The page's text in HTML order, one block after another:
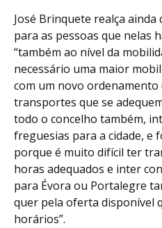
José Brinquete realça ainda
para as pessoas que nelas
“também ao nível da
necessário uma maior
com um novo ordenamento
transportes que se
todo o concelho também,
freguesias para a cidade, e
porque é muito difícil ter
horas adequados e inter
para Évora ou Portalegre
quer pela oferta disponível
horários”.